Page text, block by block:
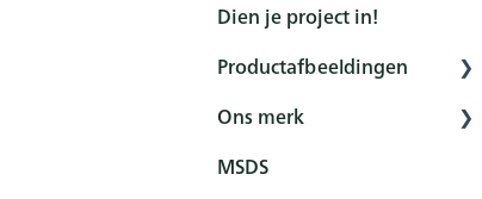
Dien je project in!
Productafbeeldingen
Interior
Exterior
Ons merk
Branding elementen
MSDS